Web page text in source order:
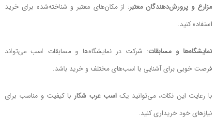
مزارع و پرورش‌دهندگان معتبر: از مکان‌های معتبر و شناخته‌شده برای خرید
استفاده کنید.
نمایشگاه‌ها و مسابقات: شرکت در نمایشگاه‌ها و مسابقات اسب می‌تواند
فرصت خوبی برای آشنایی با اسب‌های مختلف و خرید باشد.
با رعایت این نکات، می‌توانید یک اسب عرب شکار با کیفیت و مناسب برای
نیازهای خود خریداری کنید.